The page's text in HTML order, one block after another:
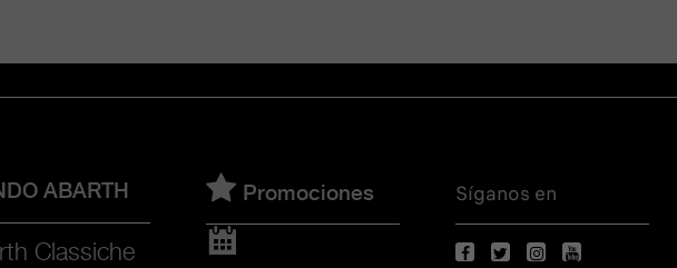
ABARTH
Classiche
Promociones Síganos en